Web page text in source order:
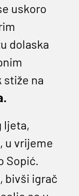
uskoro
dolaska
stiže na
ljeta,
u vrijeme
Sopić.
bivši igrač